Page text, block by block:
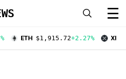
☰
ETH $1,915.72+2.27% XRP